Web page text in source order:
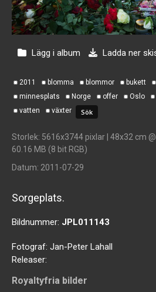
Lägg i album Ladda ner
2011 blomma blommor bukett
minnesplats
Norge offer Oslo
vatten
växter
Storlek: 5616x3744 pixlar | 48x32 cm
60.16 MB (8 bit RGB)
Datum: 2011-07-29
Sorgeplats.
Bildnummer: JPL011143
Fotograf: Jan-Peter Lahall
Releaser:
Royaltyfria bilder